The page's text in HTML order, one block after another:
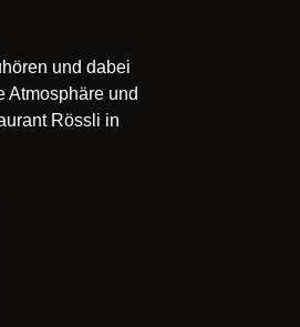
und dabei
Atmosphäre und
Rössli in